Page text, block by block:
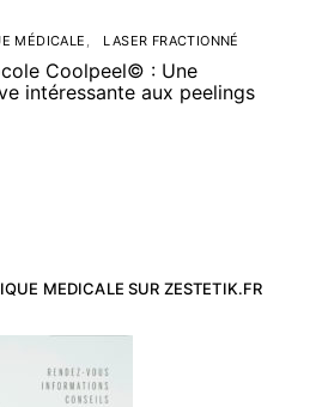
MÉDICALE LASER FRACTIONNÉ
Coolpeel© : Une
intéressante aux peelings
MEDICALE SUR ZESTETIK.FR